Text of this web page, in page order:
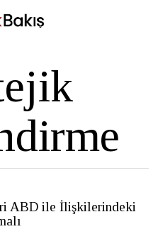
ABD ile İlişkilerindeki